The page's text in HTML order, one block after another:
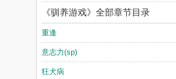
《驯养游戏》全部章节目录
重逢
意志力(sp)
狂犬病